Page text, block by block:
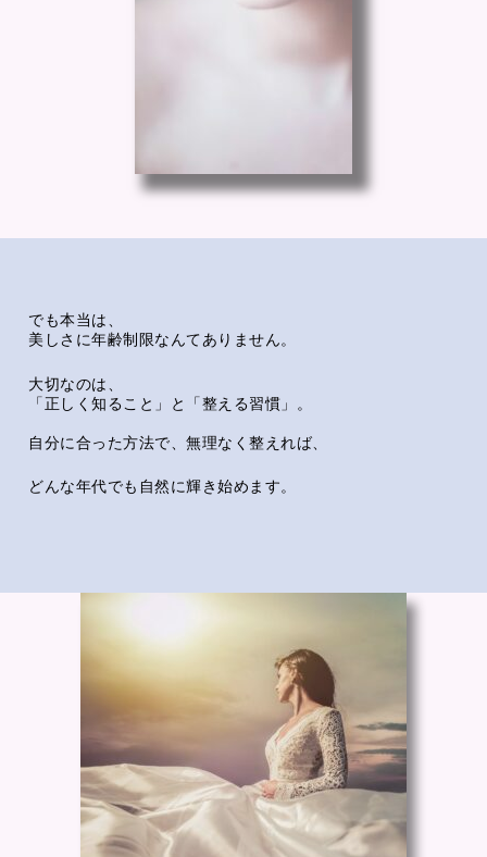
でも本当は、
美しさに年齢制限なんてありません。
大切なのは、
「正しく知ること」と「整える習慣」。
自分に合った方法で、無理なく整えれば、
どんな年代でも自然に輝き始めます。